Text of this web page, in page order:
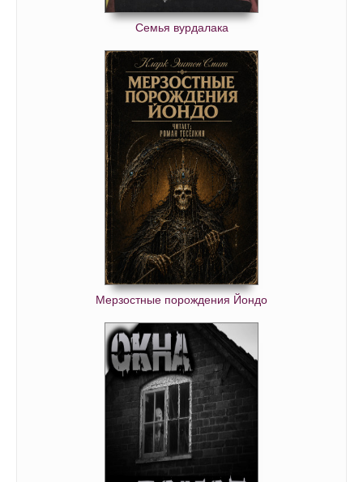
Семья вурдалака
Мерзостные порождения Йондо